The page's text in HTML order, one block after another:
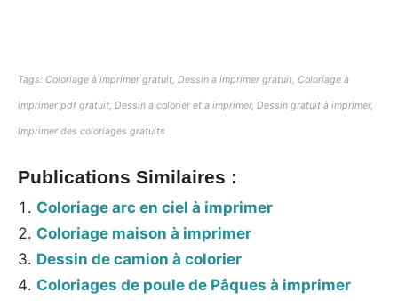
Tags: Coloriage à imprimer gratuit, Dessin a imprimer gratuit, Coloriage à
imprimer pdf gratuit, Dessin a colorier et a imprimer, Dessin gratuit à imprimer,
Imprimer des coloriages gratuits
Publications Similaires :
Coloriage arc en ciel à imprimer
Coloriage maison à imprimer
Dessin de camion à colorier
Coloriages de poule de Pâques à imprimer